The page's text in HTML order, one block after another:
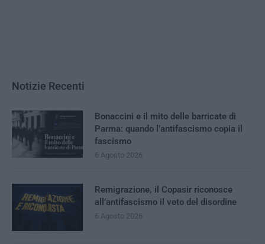
Notizie Recenti
Bonaccini e il mito delle barricate di
Parma: quando l’antifascismo copia il
fascismo
6 Agosto 2026
Remigrazione, il Copasir riconosce
all’antifascismo il veto del disordine
6 Agosto 2026